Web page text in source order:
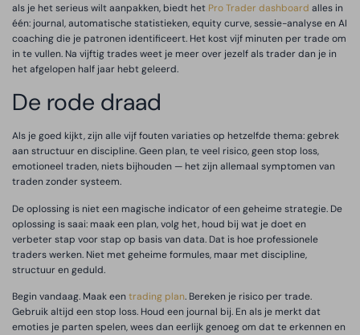
als je het serieus wilt aanpakken, biedt het Pro Trader dashboard alles in
één: journal, automatische statistieken, equity curve, sessie-analyse en AI
coaching die je patronen identificeert. Het kost vijf minuten per trade om
in te vullen. Na vijftig trades weet je meer over jezelf als trader dan je in
het afgelopen half jaar hebt geleerd.
De rode draad
Als je goed kijkt, zijn alle vijf fouten variaties op hetzelfde thema: gebrek
aan structuur en discipline. Geen plan, te veel risico, geen stop loss,
emotioneel traden, niets bijhouden — het zijn allemaal symptomen van
traden zonder systeem.
De oplossing is niet een magische indicator of een geheime strategie. De
oplossing is saai: maak een plan, volg het, houd bij wat je doet en
verbeter stap voor stap op basis van data. Dat is hoe professionele
traders werken. Niet met geheime formules, maar met discipline,
structuur en geduld.
Begin vandaag. Maak een trading plan. Bereken je risico per trade.
Gebruik altijd een stop loss. Houd een journal bij. En als je merkt dat
emoties je parten spelen, wees dan eerlijk genoeg om dat te erkennen en